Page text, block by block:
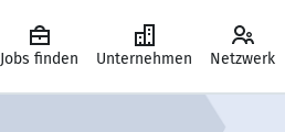
Jobs finden Unternehmen Netzwerk